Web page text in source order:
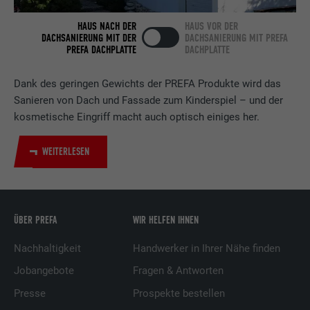
Dank des geringen Gewichts der PREFA Produkte wird das
Sanieren von Dach und Fassade zum Kinderspiel – und der
kosmetische Eingriff macht auch optisch einiges her.
WEITERLESEN
HAUS NACH DER
DACHSANIERUNG MIT DER
PREFA DACHPLATTE
HAUS VOR DER
DACHSANIERUNG MIT PREFA
DACHPLATTE
ÜBER PREFA
Nachhaltigkeit
Jobangebote
Presse
WIR HELFEN IHNEN
Handwerker in Ihrer Nähe finden
Fragen & Antworten
Prospekte bestellen
Verwendet vom Social-Networking-Dienst
LinkedIn für die Verfolgung der
Verwendung von eingebetteten
Dienstleistungen.
Name bscookie
Zweck
Verwendet vom Social-Networking-Dienst
Verwendung von eingebetteten